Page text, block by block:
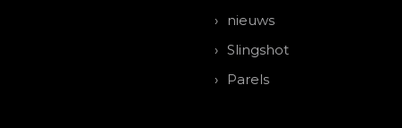
nieuws
Slingshot
Parels